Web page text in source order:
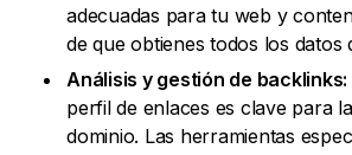
adecuadas para tu web y
de que obtienes todos los datos
Análisis y gestión de backlinks:
perfil de enlaces es clave para
dominio. Las herramientas